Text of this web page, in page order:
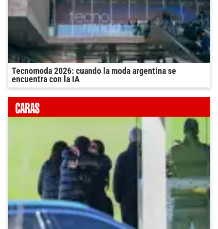
Tecnomoda 2026: cuando la moda argentina se
encuentra con la IA